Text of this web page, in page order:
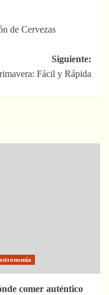
de Cervezas
Siguiente:
Fácil y Rápida
comer auténtico